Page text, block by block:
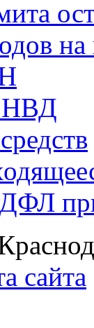
сайта